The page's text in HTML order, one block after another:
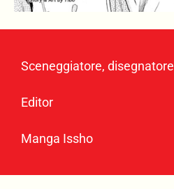
Sceneggiatore, disegnatore
Editor
Manga Issho